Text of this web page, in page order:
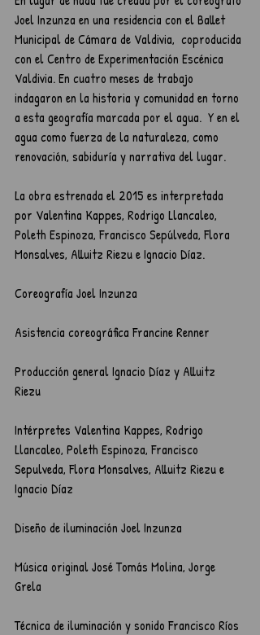
Joel Inzunza en una residencia con el Ballet
Municipal de Cámara de Valdivia,  coproducida
con el Centro de Experimentación Escénica
Valdivia. En cuatro meses de trabajo
indagaron en la historia y comunidad en torno
a esta geografía marcada por el agua.  Y en el
agua como fuerza de la naturaleza, como
renovación, sabiduría y narrativa del lugar.
La obra estrenada el 2015 es interpretada
por Valentina Kappes, Rodrigo Llancaleo,
Poleth Espinoza, Francisco Sepúlveda, Flora
Monsalves, Alluitz Riezu e Ignacio Díaz.
Coreografía Joel Inzunza
Asistencia coreográfica Francine Renner
Producción general Ignacio Díaz y Alluitz
Riezu
Intérpretes Valentina Kappes, Rodrigo
Llancaleo, Poleth Espinoza, Francisco
Sepulveda, Flora Monsalves, Alluitz Riezu e
Ignacio Díaz
Diseño de iluminación Joel Inzunza
Música original José Tomás Molina, Jorge
Grela
Técnica de iluminación y sonido Francisco Ríos